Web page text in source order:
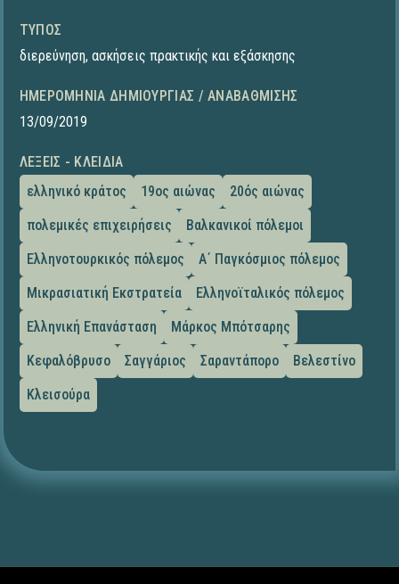
ΤΎΠΟΣ
διερεύνηση, ασκήσεις πρακτικής και εξάσκησης
ΗΜΕΡΟΜΗΝΊΑ ΔΗΜΙΟΥΡΓΊΑΣ / ΑΝΑΒΆΘΜΙΣΗΣ
13/09/2019
ΛΈΞΕΙΣ - ΚΛΕΙΔΙΆ
ελληνικό κράτος
19ος αιώνας
20ός αιώνας
πολεμικές επιχειρήσεις
Βαλκανικοί πόλεμοι
Ελληνοτουρκικός πόλεμος
Α΄ Παγκόσμιος πόλεμος
Μικρασιατική Εκστρατεία
Ελληνοϊταλικός πόλεμος
Ελληνική Επανάσταση
Μάρκος Μπότσαρης
Κεφαλόβρυσο
Σαγγάριος Σαραντάπορο
Βελεστίνο
Κλεισούρα